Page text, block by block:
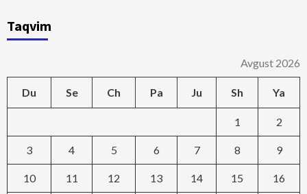
Taqvim
Avgust 2026
Du Se Ch Pa Ju Sh Ya
1 2
3 4 5 6 7 8 9
10 11 12 13 14 15 16